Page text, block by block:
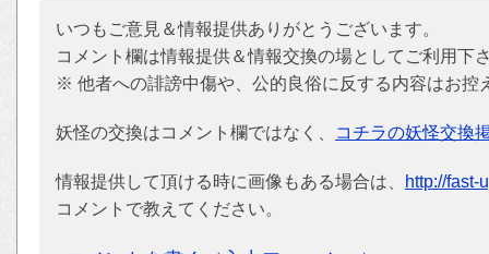
いつもご意見＆情報提供ありがとうございます。
コメント欄は情報提供＆情報交換の場としてご利用下
※ 他者への誹謗中傷や、公的良俗に反する内容はお控
妖怪の交換はコメント欄ではなく、 コチラの妖怪交換
情報提供して頂ける時に画像もある場合は、
http://fast-
コメントで教えてください。